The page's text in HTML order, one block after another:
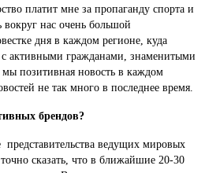
платит мне за пропаганду спорта и
вокруг нас очень большой
дня в каждом регионе, куда
с активными гражданами, знаменитыми
позитивная новость в каждом
не так много в последнее время.
брендов?
ведущих мировых
сказать, что в ближайшие 20-30